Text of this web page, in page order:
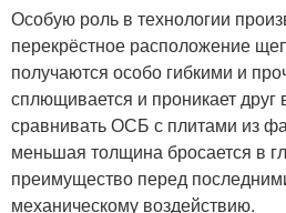
Особую роль в технологии
перекрёстное расположение
получаются особо гибкими и
сплющивается и проникает друг
сравнивать ОСБ с плитами из
меньшая толщина бросается в
преимущество перед
механическому воздействию.